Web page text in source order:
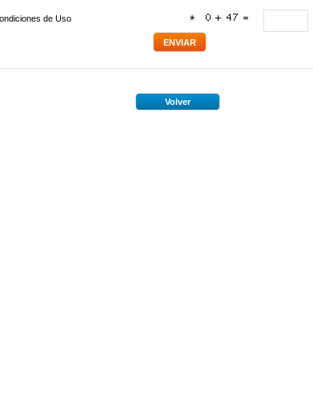
de Uso *
Volver